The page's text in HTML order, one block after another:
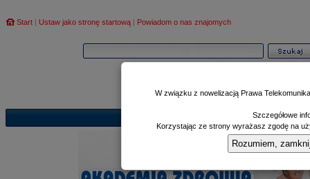
Start | Ustaw jako stronę startową | Powiadom o nas znajomych
Poczekalnia|
W związku z nowelizacją Prawa
Szczegółowe
Korzystając ze strony wyrażasz zgodę na
Rozumiem,